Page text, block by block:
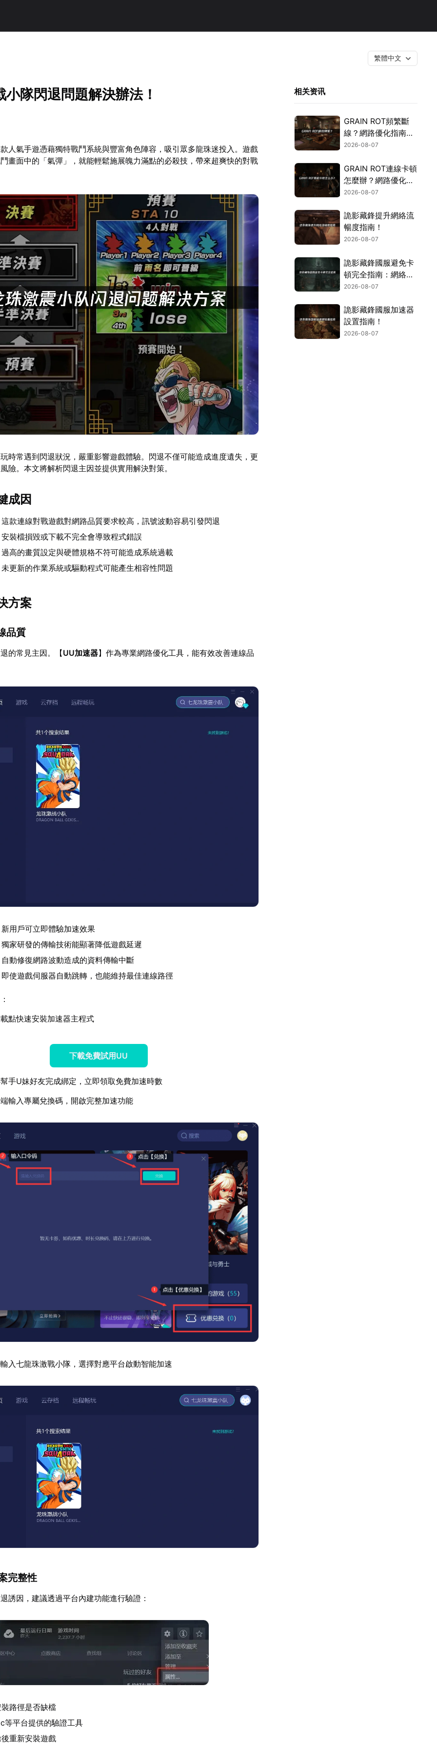
繁體中文
小隊閃退問題解決辦法！
人氣手遊憑藉獨特戰鬥系統與豐富角色陣容，吸引眾多龍珠迷投入。遊戲
畫面中的「氣彈」，就能輕鬆施展魄力滿點的必殺技，帶來超爽快的對戰
時常遇到閃退狀況，嚴重影響遊戲體驗。閃退不僅可能造成進度遺失，更
險。本文將解析閃退主因並提供實用解決對策。
成因
款連線對戰遊戲對網路品質要求較高，訊號波動容易引發閃退
裝檔損毀或下載不完全會導致程式錯誤
高的畫質設定與硬體規格不符可能造成系統過載
更新的作業系統或驅動程式可能產生相容性問題
方案
品質
的常見主因。【UU加速器】作為專業網路優化工具，能有效改善連線品
用戶可立即體驗加速效果
家研發的傳輸技術能顯著降低遊戲延遲
動修復網路波動造成的資料傳輸中斷
使遊戲伺服器自動跳轉，也能維持最佳連線路徑
點快速安裝加速器主程式
下載免費試用UU
手U妹好友完成綁定，立即領取免費加速時數
輸入專屬兌換碼，開啟完整加速功能
入七龍珠激戰小隊，選擇對應平台啟動智能加速
完整性
誘因，建議透過平台內建功能進行驗證：
路徑是否缺檔
等平台提供的驗證工具
重新安裝遊戲
相关资讯
GRAIN ROT頻繁斷
線？網路優化指南一
次搞定！
2026-08-07
GRAIN ROT連線卡頓
怎麼辦？網路優化這
樣解決！
2026-08-07
詭影藏鋒提升網絡流
暢度指南！
2026-08-07
詭影藏鋒國服避免卡
頓完全指南：網絡優
化與解決技巧！
2026-08-07
詭影藏鋒國服加速器
設置指南！
2026-08-07